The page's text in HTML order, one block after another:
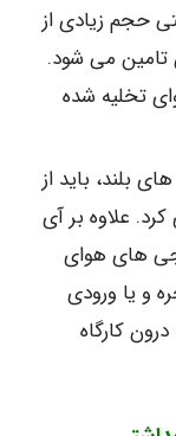
حجم زیادی از
می شود.
تخلیه شده
بلند، باید از
علاوه بر آی
های هوای
و یا ورودی
کارگاه